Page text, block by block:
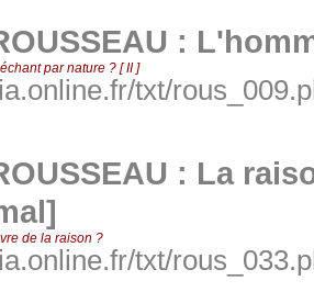
:
par nature ? [ II ]
txt/
: La
de la raison ?
txt/